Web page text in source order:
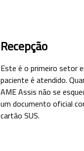
Recepção
Este é o primeiro setor
paciente é atendido.
AME Assis não se
um documento oficial
cartão SUS.